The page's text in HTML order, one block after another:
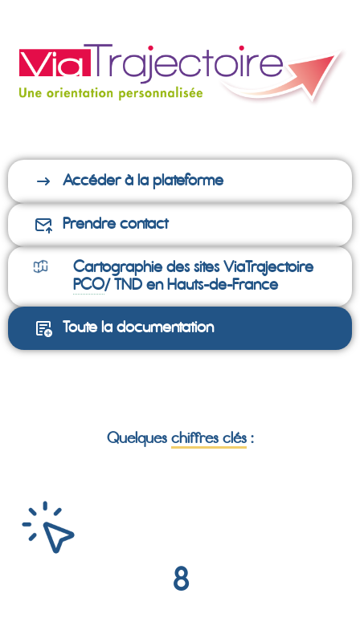
Accéder à la plateforme
Prendre contact
Cartographie des sites ViaTrajectoire
PCO/ TND en Hauts-de-France
Toute la documentation
Quelques chiffres clés :
8